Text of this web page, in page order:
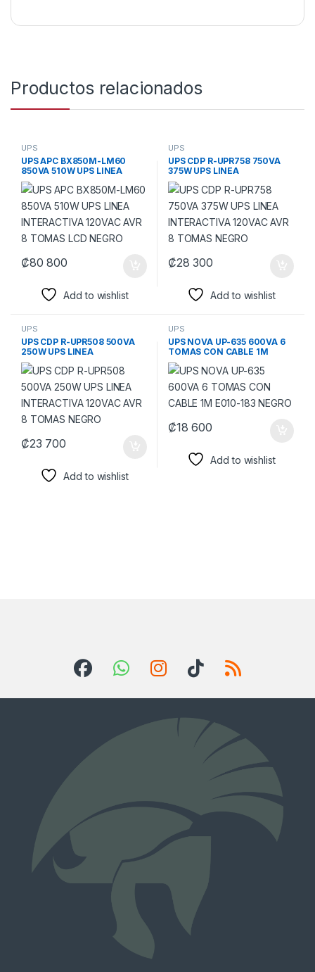
Productos relacionados
UPS
UPS APC BX850M-LM60
850VA 510W UPS LINEA
INTERACTIVA 120VAC AVR 8
TOMAS LCD NEGRO
₡80 800
Add to wishlist
UPS
UPS CDP R-UPR758 750VA
375W UPS LINEA
INTERACTIVA 120VAC AVR 8
TOMAS NEGRO
₡28 300
Add to wishlist
UPS
UPS CDP R-UPR508 500VA
250W UPS LINEA
INTERACTIVA 120VAC AVR 8
TOMAS NEGRO
₡23 700
Add to wishlist
UPS
UPS NOVA UP-635 600VA 6
TOMAS CON CABLE 1M
E010-183 NEGRO
₡18 600
Add to wishlist